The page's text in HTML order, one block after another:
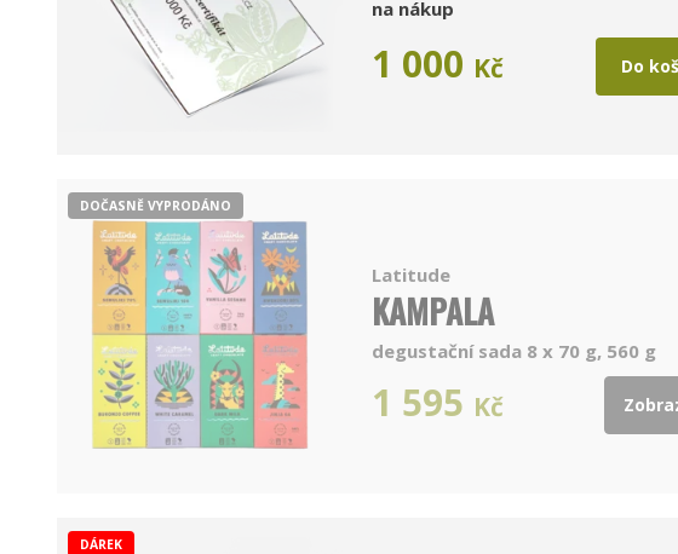
na nákup
1 000 Kč Do
DOČASNĚ VYPRODÁNO
Latitude
KAMPALA
degustační sada 8 x 70 g, 560 g
1 595 Kč
DÁREK